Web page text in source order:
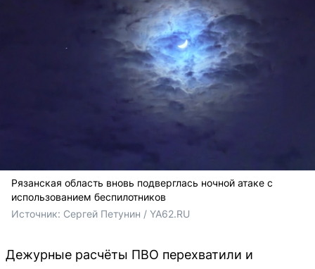
Рязанская область вновь подверглась ночной атаке с
использованием беспилотников
Источник: Сергей Петунин / YA62.RU
Дежурные расчёты ПВО перехватили и